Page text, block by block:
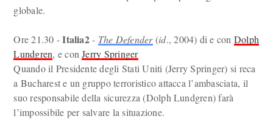
globale.
Ore 21.30 -Italia2- The Defender(id., 2004) di e con Dolph
Lundgren, e conJerry Springer
Quando il Presidente degli Stati Uniti (Jerry Springer) si reca
a Bucharest e un gruppo terroristico attacca l’ambasciata, il
suo responsabile della sicurezza (Dolph Lundgren) farà
l’impossibile per salvare la situazione.